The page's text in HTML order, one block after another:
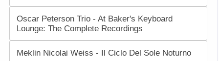
Oscar Peterson Trio - At Baker's Keyboard
Lounge: The Complete Recordings
Meklin Nicolai Weiss - Il Ciclo Del Sole Noturno